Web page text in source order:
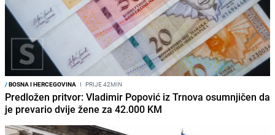
/BOSNA I HERCEGOVINA I PRIJE 42MIN
Predložen pritvor: Vladimir Popović iz Trnova osumnjičen da
je prevario dvije žene za 42.000 KM